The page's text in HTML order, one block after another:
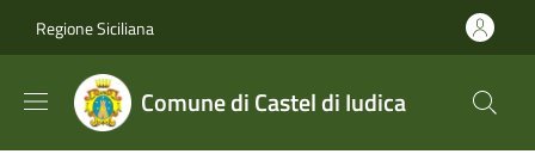
Regione Siciliana
Comune di Castel di Iudica